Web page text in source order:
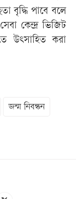
বৃদ্ধি পাবে বলে
কেন্দ্র ভিজিট
উৎসাহিত করা
জন্ম নিবন্ধন